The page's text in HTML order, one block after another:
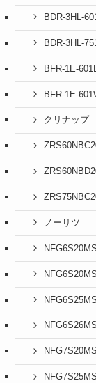
BDR-3HL-
BDR-3HL-
BFR-1E-
BFR-1E-
クリナップ
ノーリツ